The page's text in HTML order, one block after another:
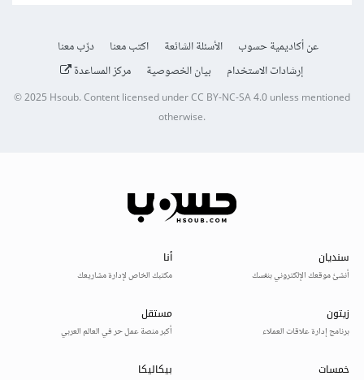
عن أكاديمية حسوب الأسئلة الشائعة اكتب معنا
درّب معنا
إرشادات الاستخدام
بيان الخصوصية مركز المساعدة
© 2025Hsoub.Content licensed underCC BY-NC-SA 4.0unless mentioned
otherwise.